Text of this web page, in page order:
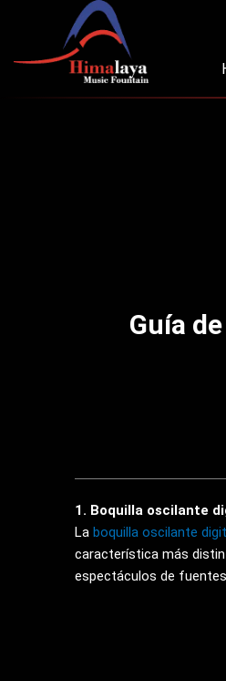
contenido
Guía
1. Boquilla oscilante
La boquilla oscilante
característica más
espectáculos de fuentes